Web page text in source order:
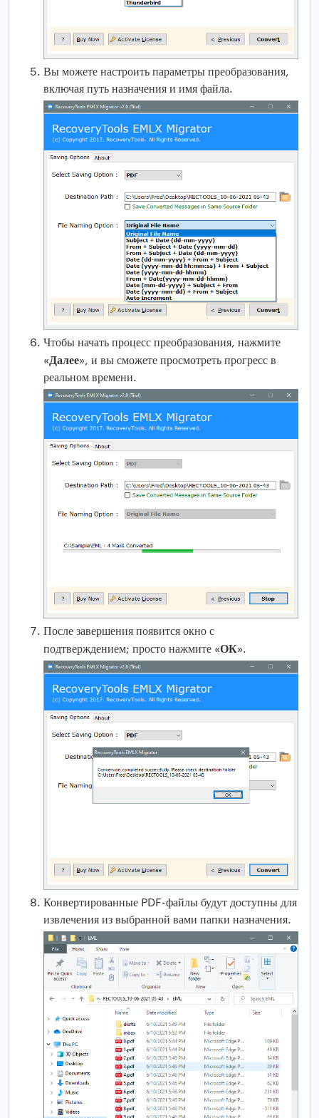
Вы можете настроить параметры преобразования,
включая путь назначения и имя файла.
Чтобы начать процесс преобразования, нажмите
«Далее», и вы сможете просмотреть прогресс в
реальном времени.
После завершения появится окно с
подтверждением; просто нажмите «ОК».
Конвертированные PDF-файлы будут доступны для
извлечения из выбранной вами папки назначения.